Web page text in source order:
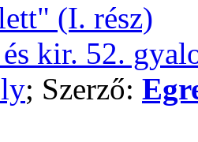
(I. rész)
kir. 52.
; Szerző: